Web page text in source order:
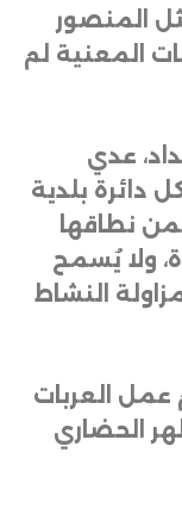
المنصور
المعنية لم
عدي
دائرة بلدية
نطاقها
ولا يُسمح
النشاط
عمل العربات
الحضاري